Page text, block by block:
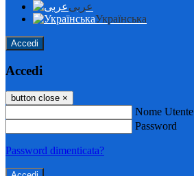
عربى
Українська
Accedi
Accedi
button close ×
Nome Utente
Password
Password dimenticata?